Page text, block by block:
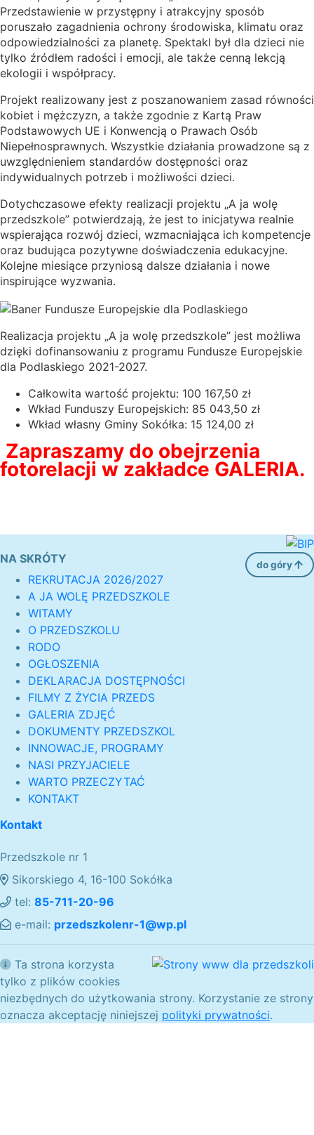
Przedstawienie w przystępny i atrakcyjny sposób
poruszało zagadnienia ochrony środowiska, klimatu oraz
odpowiedzialności za planetę. Spektakl był dla dzieci nie
tylko źródłem radości i emocji, ale także cenną lekcją
ekologii i współpracy.
Projekt realizowany jest z poszanowaniem zasad równości
kobiet i mężczyzn, a także zgodnie z Kartą Praw
Podstawowych UE i Konwencją o Prawach Osób
Niepełnosprawnych. Wszystkie działania prowadzone są z
uwzględnieniem standardów dostępności oraz
indywidualnych potrzeb i możliwości dzieci.
Dotychczasowe efekty realizacji projektu „A ja wolę
przedszkole” potwierdzają, że jest to inicjatywa realnie
wspierająca rozwój dzieci, wzmacniająca ich kompetencje
oraz budująca pozytywne doświadczenia edukacyjne.
Kolejne miesiące przyniosą dalsze działania i nowe
inspirujące wyzwania.
Realizacja projektu „A ja wolę przedszkole” jest możliwa
dzięki dofinansowaniu z programu Fundusze Europejskie
dla Podlaskiego 2021-2027.
Całkowita wartość projektu: 100 167,50 zł
Wkład Funduszy Europejskich: 85 043,50 zł
Wkład własny Gminy Sokółka: 15 124,00 zł
Zapraszamy do obejrzenia
fotorelacji w zakładce GALERIA.
NA SKRÓTY do góry
REKRUTACJA 2026/2027
A JA WOLĘ PRZEDSZKOLE
WITAMY
O PRZEDSZKOLU
RODO
OGŁOSZENIA
DEKLARACJA DOSTĘPNOŚCI
FILMY Z ŻYCIA PRZEDS
GALERIA ZDJĘĆ
DOKUMENTY PRZEDSZKOL
INNOWACJE, PROGRAMY
NASI PRZYJACIELE
WARTO PRZECZYTAĆ
KONTAKT
Kontakt
Przedszkole nr 1
Sikorskiego 4, 16-100 Sokółka
tel: 85-711-20-96
e-mail: przedszkolenr-1@wp.pl
Ta strona korzysta
tylko z plików cookies
niezbędnych do użytkowania strony. Korzystanie ze strony
oznacza akceptację niniejszej polityki prywatności.